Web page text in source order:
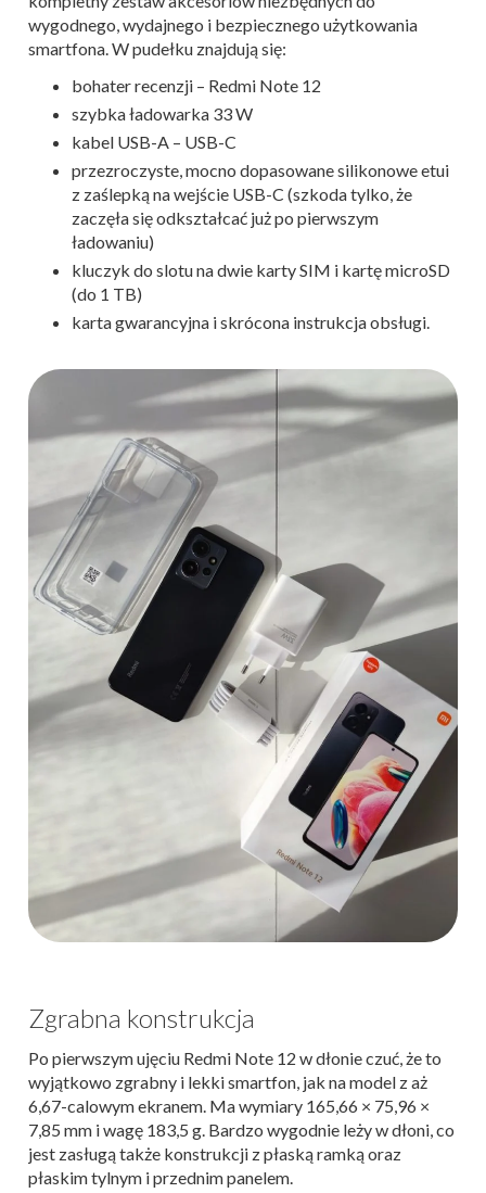
wygodnego, wydajnego i bezpiecznego użytkowania
smartfona. W pudełku znajdują się:
bohater recenzji – Redmi Note 12
szybka ładowarka 33 W
kabel USB-A – USB-C
przezroczyste, mocno dopasowane silikonowe etui
z zaślepką na wejście USB-C (szkoda tylko, że
zaczęła się odkształcać już po pierwszym
ładowaniu)
kluczyk do slotu na dwie karty SIM i kartę microSD
(do 1 TB)
karta gwarancyjna i skrócona instrukcja obsługi.
Zgrabna konstrukcja
Po pierwszym ujęciu Redmi Note 12 w dłonie czuć, że to
wyjątkowo zgrabny i lekki smartfon, jak na model z aż
6,67-calowym ekranem. Ma wymiary 165,66 × 75,96 ×
7,85 mm i wagę 183,5 g. Bardzo wygodnie leży w dłoni, co
jest zasługą także konstrukcji z płaską ramką oraz
płaskim tylnym i przednim panelem.